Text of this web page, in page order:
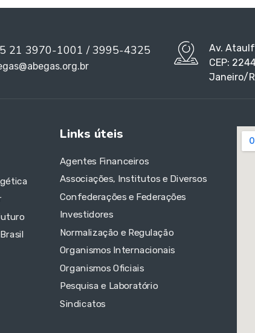
21 3970-1001 / 3995-4325
Av.
CEP:
Janeiro/
Links úteis
Agentes Financeiros
Associações, Institutos e Diversos
Confederações e Federações
Investidores
Normalização e Regulação
Organismos Internacionais
Organismos Oficiais
Pesquisa e Laboratório
Sindicatos